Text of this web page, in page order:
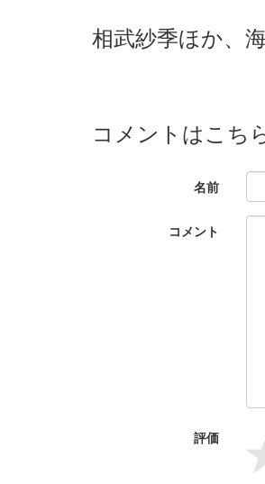
相武紗季ほか、
コメントはこち
名前
コメント
評価